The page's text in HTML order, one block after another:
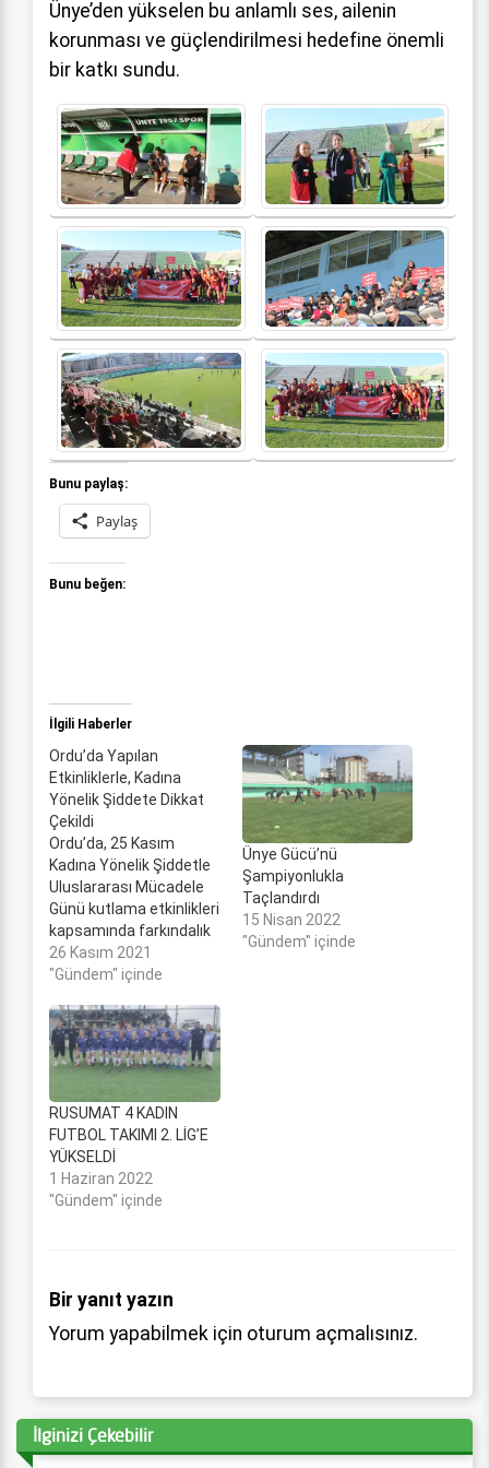
Ünye’den yükselen bu anlamlı ses, ailenin
korunması ve güçlendirilmesi hedefine önemli
bir katkı sundu.
Bunu paylaş:
Paylaş
Bunu beğen:
İlgili Haberler
Ordu’da Yapılan
Etkinliklerle, Kadına
Yönelik Şiddete Dikkat
Çekildi
Ordu’da, 25 Kasım
Kadına Yönelik Şiddetle
Uluslararası Mücadele
Günü kutlama etkinlikleri
kapsamında farkındalık
çalışmaları yapıldı.
Ordu’da, ilki geçen yıl
uyandıran fırınlardan
üzerinde “Ekmeğimiz
Aşımız, Kadınlar Baş
kağıtları ile ekmek
verilmesi uygulaması bu
yıl da devam etti. Ordu
Aile ve Sosyal Hizmetler
İl Müdürlüğü…
26 Kasım 2021
"Gündem" içinde
Ünye Gücü’nü
Şampiyonlukla
Taçlandırdı
15 Nisan 2022
"Gündem" içinde
RUSUMAT 4 KADIN
FUTBOL TAKIMI 2. LİG’E
YÜKSELDİ
1 Haziran 2022
"Gündem" içinde
Bir yanıt yazın
Yorum yapabilmek için oturum açmalısınız.
İlginizi Çekebilir